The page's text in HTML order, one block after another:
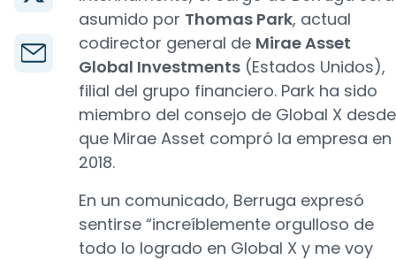
asumido por Thomas Park, actual
codirector general de Mirae Asset
Global Investments (Estados Unidos),
filial del grupo financiero. Park ha sido
miembro del consejo de Global X desde
que Mirae Asset compró la empresa en
2018.
En un comunicado, Berruga expresó
sentirse “increíblemente orgulloso de
todo lo logrado en Global X y me voy